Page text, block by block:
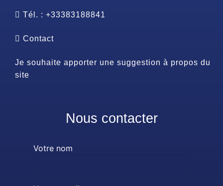
Tél. : +33383188841
Contact
Je souhaite apporter une suggestion à propos du
site
Nous contacter
Votre nom